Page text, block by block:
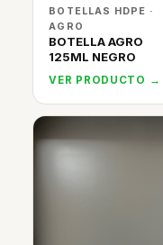
BOTELLAS HDPE ·
AGRO
BOTELLA AGRO
125ML NEGRO
VER PRODUCTO →